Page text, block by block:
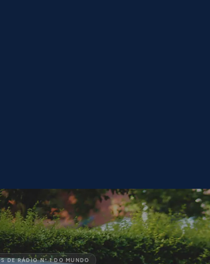
DE RÁDIO Nº 1 DO MUNDO